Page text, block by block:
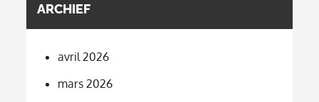
ARCHIEF
avril 2026
mars 2026